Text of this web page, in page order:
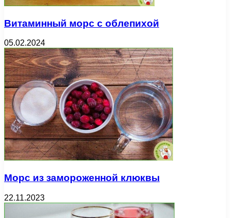
Витаминный морс с облепихой
05.02.2024
Морс из замороженной клюквы
22.11.2023